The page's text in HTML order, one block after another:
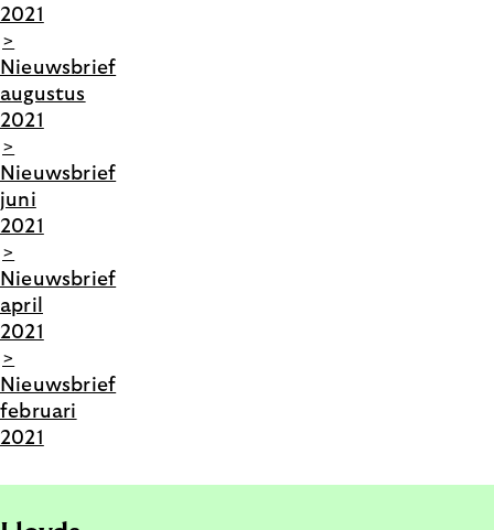
2021
>
Nieuwsbrief
augustus
2021
>
Nieuwsbrief
juni
2021
>
Nieuwsbrief
april
2021
>
Nieuwsbrief
februari
2021